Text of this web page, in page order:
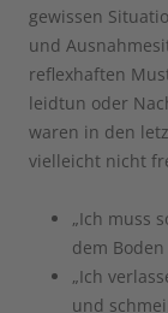
gewissen
und
reflexhaften
leidtun oder
waren in den
vielleicht nicht
„Ich muss
dem
„Ich
und